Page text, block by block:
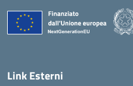
Link Esterni